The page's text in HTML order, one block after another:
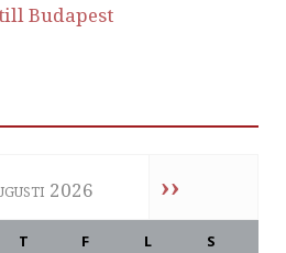
Budapest
2026 ››
T F L S